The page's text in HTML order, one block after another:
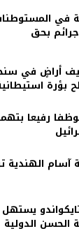
في
بحق
أراضٍ في
بؤرة
رفيعا
آسام الهندية
يستهل
الدولية